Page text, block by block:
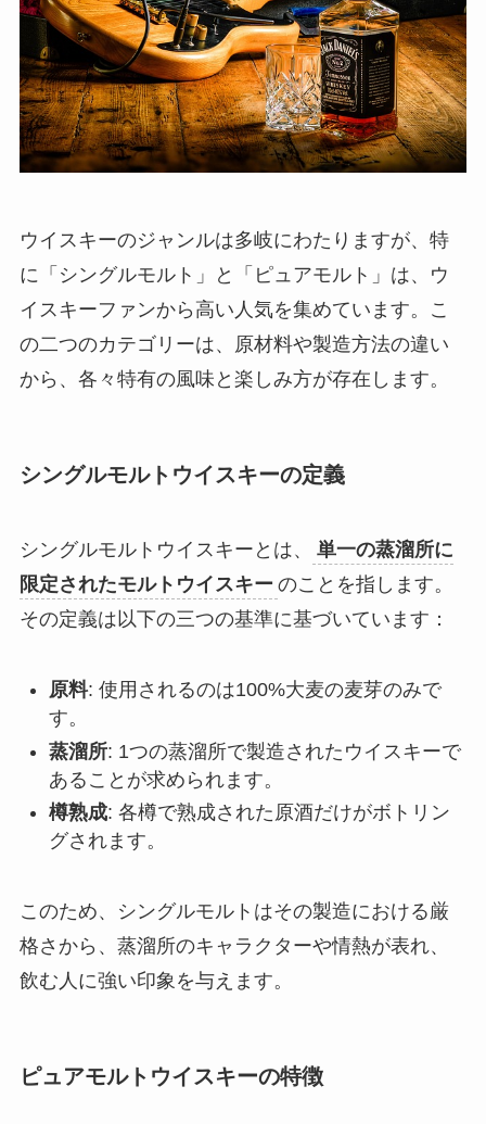
ウイスキーのジャンルは多岐にわたりますが、特
に「シングルモルト」と「ピュアモルト」は、ウ
イスキーファンから高い人気を集めています。こ
の二つのカテゴリーは、原材料や製造方法の違い
から、各々特有の風味と楽しみ方が存在します。
シングルモルトウイスキーの定義
シングルモルトウイスキーとは、
単一の蒸溜所に
限定されたモルトウイスキー のことを指します。
その定義は以下の三つの基準に基づいています：
原料: 使用されるのは100%大麦の麦芽のみで
す。
蒸溜所: 1つの蒸溜所で製造されたウイスキーで
あることが求められます。
樽熟成: 各樽で熟成された原酒だけがボトリン
グされます。
このため、シングルモルトはその製造における厳
格さから、蒸溜所のキャラクターや情熱が表れ、
飲む人に強い印象を与えます。
ピュアモルトウイスキーの特徴